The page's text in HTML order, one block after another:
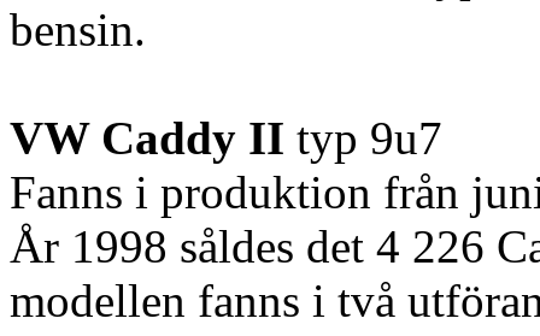
bensin.
VW Caddy II typ 9u7
Fanns i produktion från
År 1998 såldes det 4 226
modellen fanns i två